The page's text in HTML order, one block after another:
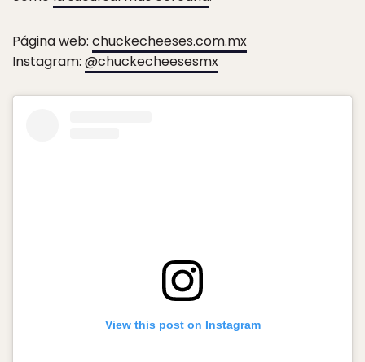
Página web: chuckecheeses.com.mx
Instagram: @chuckecheesesmx
View this post on Instagram